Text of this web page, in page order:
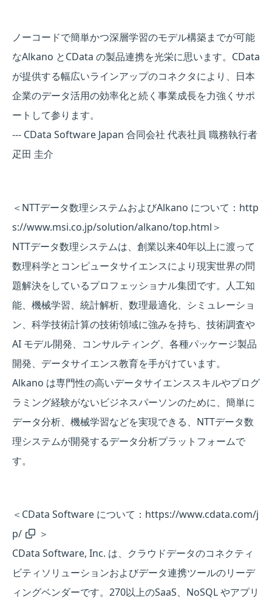
ノーコードで簡単かつ深層学習のモデル構築までが可能
なAlkano とCData の製品連携を光栄に思います。CData
が提供する幅広いラインアップのコネクタにより、日本
企業のデータ活用の効率化と続く事業成長を力強くサポ
ートして参ります。
--- CData Software Japan 合同会社 代表社員 職務執行者
疋田 圭介
＜NTTデータ数理システムおよびAlkano について： http
s://www.msi.co.jp/solution/alkano/top.html ＞
NTTデータ数理システムは、創業以来40年以上に渡って
数理科学とコンピュータサイエンスにより現実世界の問
題解決をしているプロフェッショナル集団です。人工知
能、機械学習、統計解析、数理最適化、シミュレーショ
ン、科学技術計算の技術領域に強みを持ち、技術調査や
AI モデル開発、コンサルティング、各種パッケージ製品
開発、データサイエンス教育を手がけています。
Alkano は専門性の高いデータサイエンススキルやプログ
ラミング経験がないビジネスパーソンのために、簡単に
データ分析、機械学習などを実現できる、NTTデータ数
理システムが開発するデータ分析プラットフォームで
す。
＜CData Software について： https://www.cdata.com/j
p/
＞
CData Software, Inc. は、クラウドデータのコネクティ
ビティソリューションおよびデータ連携ツールのリーデ
ィングベンダーです。270以上のSaaS、NoSQL やアプリ